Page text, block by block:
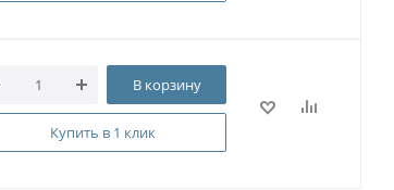
В корзину
Купить в 1 клик